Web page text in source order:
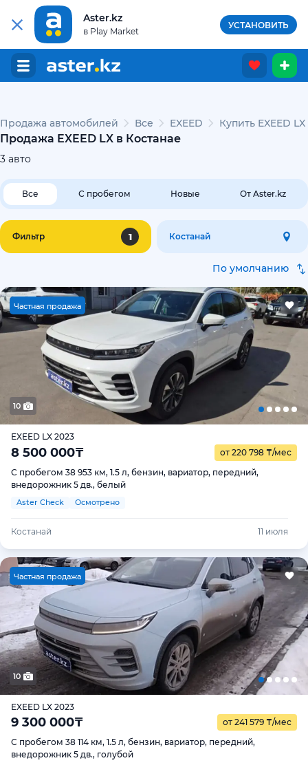
Aster.kz
в Play Market
УСТАНОВИТЬ
Продажа автомобилей Все EXEED Купить EXEED
Продажа EXEED LX в Костанае
3 авто
Все С пробегом Новые От Aster.kz
Фильтр 1 Костанай
По умолчанию
Частная продажа
10
EXEED LX 2023
8 500 000₸ от 220 798 ₸/мес
С пробегом 38 953 км, 1.5 л, бензин, вариатор, передний,
внедорожник 5 дв., белый
Aster Check Осмотрено
Костанай 11 июля
Частная продажа
10
EXEED LX 2023
9 300 000₸ от 241 579 ₸/мес
С пробегом 38 114 км, 1.5 л, бензин, вариатор, передний,
внедорожник 5 дв., голубой